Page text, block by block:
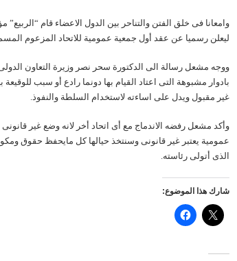
وامعانا فى خلق الفتن والتناحر بين الدول الاعضاء قام
ليعلن رسميا عن عقد أول جمعية عمومية للاتحاد المزعوم
ووجه مشعل رسالة الى الدكتورة سحر نصر وزيرة التعاون الدولى
بادوار مشبوهة التى اعتاد القيام بها دونما رادع أو سبب
غير مقبول ويدل على اساءته لاستخدام السلطة والنفوذ.
وأكد مشعل رفضه الاندماج مع أى اتحاد أخر لانه وضع غير
عمومية يعتبر غير قانونى وسنتخذ حيالها كل مايحفظ حقوق
الذى أتولى رئاسته.
شارك هذا الموضوع: